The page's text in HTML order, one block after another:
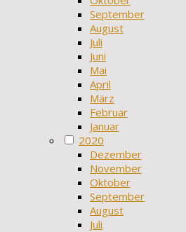
September
August
Juli
Juni
Mai
April
März
Februar
Januar
2020
Dezember
November
Oktober
September
August
Juli